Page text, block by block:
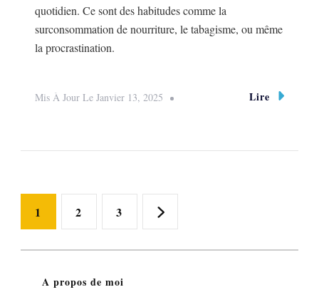
quotidien. Ce sont des habitudes comme la
surconsommation de nourriture, le tabagisme, ou même
la procrastination.
Mis À Jour Le Janvier 13, 2025 Lire
Pagination
des
publications
Page
1 Page
2 Page
3
A propos de moi